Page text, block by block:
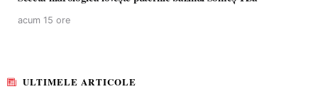
acum 15 ore
ULTIMELE ARTICOLE